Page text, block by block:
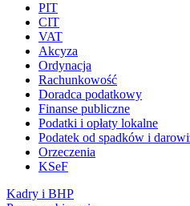
PIT
CIT
VAT
Akcyza
Ordynacja
Rachunkowość
Doradca podatkowy
Finanse publiczne
Podatki i opłaty lokalne
Podatek od spadków i
Orzeczenia
KSeF
Kadry i BHP